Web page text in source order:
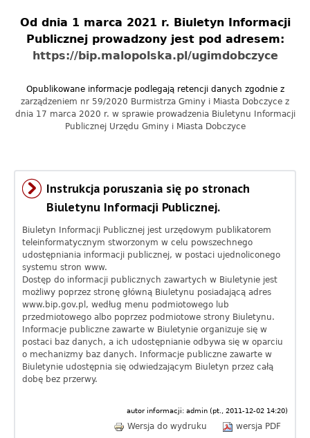
o
r
a
c
j
n
y
G
m
i
n
y
b
Od dnia 1 marca 2021 r. Biuletyn Informacji
Publicznej prowadzony jest pod adresem:
https://bip.malopolska.pl/ugimdobczyce
Opublikowane informacje podlegają retencji danych zgodnie z
zarządzeniem nr 59/2020 Burmistrza Gminy i Miasta Dobczyce z
dnia 17 marca 2020 r. w sprawie prowadzenia Biuletynu Informacji
Publicznej Urzędu Gminy i Miasta Dobczyce
Instrukcja poruszania się po stronach
Biuletynu Informacji Publicznej.
Biuletyn Informacji Publicznej jest urzędowym publikatorem
teleinformatycznym stworzonym w celu powszechnego
udostępniania informacji publicznej, w postaci ujednoliconego
systemu stron www.
Dostęp do informacji publicznych zawartych w Biuletynie jest
możliwy poprzez stronę główną Biuletynu posiadającą adres
www.bip.gov.pl , według menu podmiotowego lub
przedmiotowego albo poprzez podmiotowe strony Biuletynu.
Informacje publiczne zawarte w Biuletynie organizuje się w
postaci baz danych, a ich udostępnianie odbywa się w oparciu
o mechanizmy baz danych. Informacje publiczne zawarte w
Biuletynie udostępnia się odwiedzającym Biuletyn przez całą
dobę bez przerwy.
autor informacji: admin (pt., 2011-12-02 14:20)
Wersja do wydruku wersja PDF